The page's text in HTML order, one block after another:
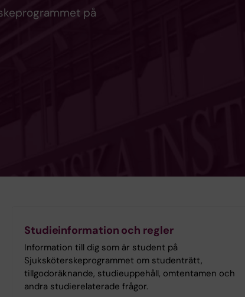
på
Studieinformation och regler
Information till dig som är student på
Sjuksköterskeprogrammet om studenträtt,
tillgodoräknande, studieuppehåll, omtentamen och
andra studierelaterade frågor.